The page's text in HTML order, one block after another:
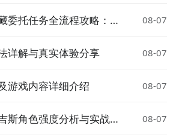
委托任务全流程攻略：触
08-07
详解与真实体验分享 08-07
游戏内容详细介绍 08-07
斯角色强度分析与实战搭
08-07